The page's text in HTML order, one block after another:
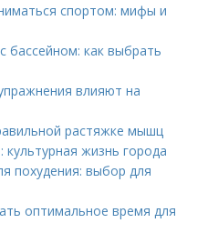
спортом: мифы и
бассейном: как выбрать
влияют на
растяжке мышц
жизнь города
похудения: выбор для
оптимальное время для